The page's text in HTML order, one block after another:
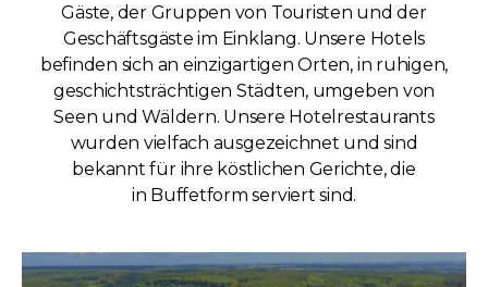
Gäste, der Gruppen von Touristen und der
Geschäftsgäste im Einklang. Unsere Hotels
befinden sich an einzigartigen Orten, in ruhigen,
geschichtsträchtigen Städten, umgeben von
Seen und Wäldern. Unsere Hotelrestaurants
wurden vielfach ausgezeichnet und sind
bekannt für ihre köstlichen Gerichte, die
in Buffetform serviert sind.